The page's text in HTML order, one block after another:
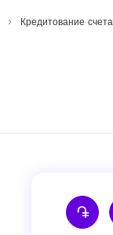
Кредитование счета
֏